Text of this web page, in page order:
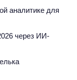
аналитике для
через ИИ-